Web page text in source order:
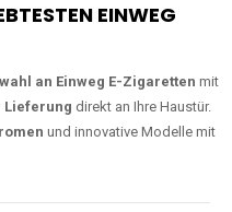
EINWEG
an Einweg E-Zigaretten mit
Lieferung direkt an Ihre Haustür.
und innovative Modelle mit